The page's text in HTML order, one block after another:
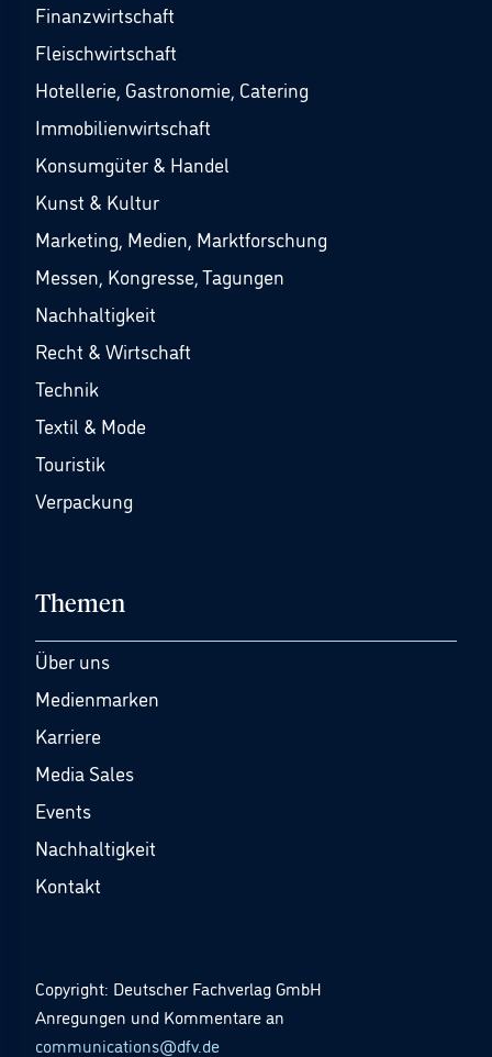
Finanzwirtschaft
Fleischwirtschaft
Hotellerie, Gastronomie, Catering
Immobilienwirtschaft
Konsumgüter & Handel
Kunst & Kultur
Marketing, Medien, Marktforschung
Messen, Kongresse, Tagungen
Nachhaltigkeit
Recht & Wirtschaft
Technik
Textil & Mode
Touristik
Verpackung
Themen
Über uns
Medienmarken
Karriere
Media Sales
Events
Nachhaltigkeit
Kontakt
Copyright: Deutscher Fachverlag GmbH
Anregungen und Kommentare an
communications@dfv.de